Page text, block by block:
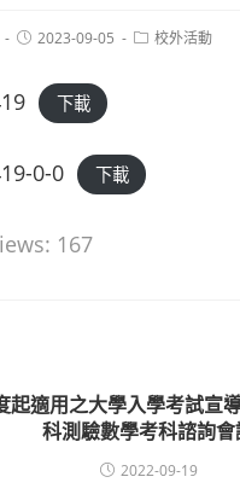
Post2023-09-05
Post校外活動
下載
0-0 下載
167
起適用之大學入學考試宣
科測驗數學考科諮詢會
2022-09-19